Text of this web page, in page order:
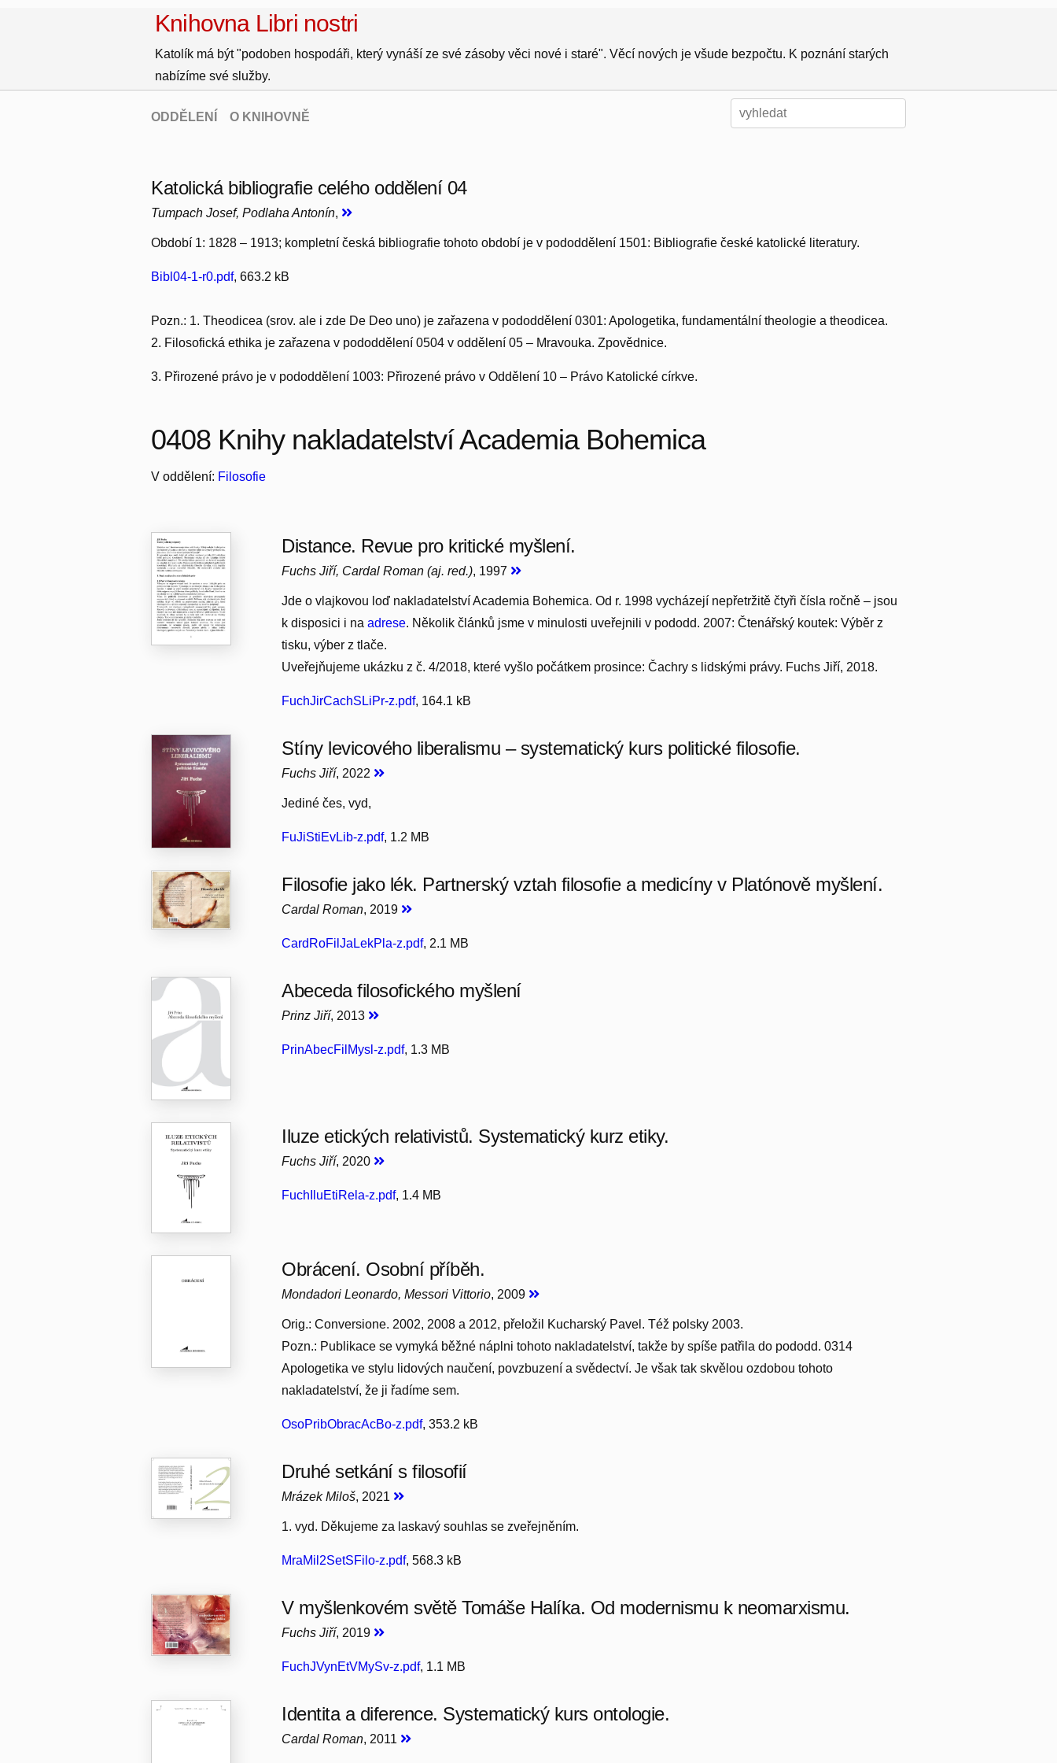
Knihovna Libri nostri
Katolík má být "podoben hospodáři, který vynáší ze své zásoby věci nové i staré". Věcí nových je všude bezpočtu. K poznání starých
nabízíme své služby.
ODDĚLENÍ O KNIHOVNĚ
Katolická bibliografie celého oddělení 04
Tumpach Josef, Podlaha Antonín,
Období 1: 1828 – 1913; kompletní česká bibliografie tohoto období je v pododdělení 1501: Bibliografie české katolické literatury.
Bibl04-1-r0.pdf, 663.2 kB
Pozn.: 1. Theodicea (srov. ale i zde De Deo uno) je zařazena v pododdělení 0301: Apologetika, fundamentální theologie a theodicea.
2. Filosofická ethika je zařazena v pododdělení 0504 v oddělení 05 – Mravouka. Zpovědnice.
3. Přirozené právo je v pododdělení 1003: Přirozené právo v Oddělení 10 – Právo Katolické církve.
0408 Knihy nakladatelství Academia Bohemica
V oddělení: Filosofie
Distance. Revue pro kritické myšlení.
Fuchs Jiří, Cardal Roman (aj. red.), 1997
Jde o vlajkovou loď nakladatelství Academia Bohemica. Od r. 1998 vycházejí nepřetržitě čtyři čísla ročně – jsou
k disposici i naadrese. Několik článků jsme v minulosti uveřejnili v pododd. 2007: Čtenářský koutek: Výběr z
tisku, výber z tlače.
Uveřejňujeme ukázku z č. 4/2018, které vyšlo počátkem prosince: Čachry s lidskými právy. Fuchs Jiří, 2018.
FuchJirCachSLiPr-z.pdf, 164.1 kB
Stíny levicového liberalismu – systematický kurs politické filosofie.
Fuchs Jiří, 2022
Jediné čes, vyd,
FuJiStiEvLib-z.pdf, 1.2 MB
Filosofie jako lék. Partnerský vztah filosofie a medicíny v Platónově myšlení.
Cardal Roman, 2019
CardRoFilJaLekPla-z.pdf, 2.1 MB
Abeceda filosofického myšlení
Prinz Jiří, 2013
PrinAbecFilMysl-z.pdf, 1.3 MB
Iluze etických relativistů. Systematický kurz etiky.
Fuchs Jiří, 2020
FuchIluEtiRela-z.pdf, 1.4 MB
Obrácení. Osobní příběh.
Mondadori Leonardo, Messori Vittorio, 2009
Orig.: Conversione. 2002, 2008 a 2012, přeložil Kucharský Pavel. Též polsky 2003.
Pozn.: Publikace se vymyká běžné náplni tohoto nakladatelství, takže by spíše patřila do pododd. 0314
Apologetika ve stylu lidových naučení, povzbuzení a svědectví. Je však tak skvělou ozdobou tohoto
nakladatelství, že ji řadíme sem.
OsoPribObracAcBo-z.pdf, 353.2 kB
Druhé setkání s filosofií
Mrázek Miloš, 2021
1. vyd. Děkujeme za laskavý souhlas se zveřejněním.
MraMil2SetSFilo-z.pdf, 568.3 kB
V myšlenkovém světě Tomáše Halíka. Od modernismu k neomarxismu.
Fuchs Jiří, 2019
FuchJVynEtVMySv-z.pdf, 1.1 MB
Identita a diference. Systematický kurs ontologie.
Cardal Roman, 2011